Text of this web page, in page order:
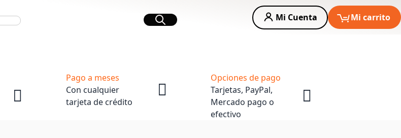
Buscar
Mi Cuenta Mi carrito
Pago a meses
Con cualquier
tarjeta de crédito
Opciones de pago
Tarjetas, PayPal,
Mercado pago o
efectivo